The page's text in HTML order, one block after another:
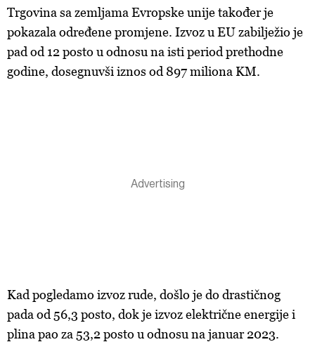
Trgovina sa zemljama Evropske unije također je
pokazala određene promjene. Izvoz u EU zabilježio je
pad od 12 posto u odnosu na isti period prethodne
godine, dosegnuvši iznos od 897 miliona KM.
Kad pogledamo izvoz rude, došlo je do drastičnog
pada od 56,3 posto, dok je izvoz električne energije i
plina pao za 53,2 posto u odnosu na januar 2023.